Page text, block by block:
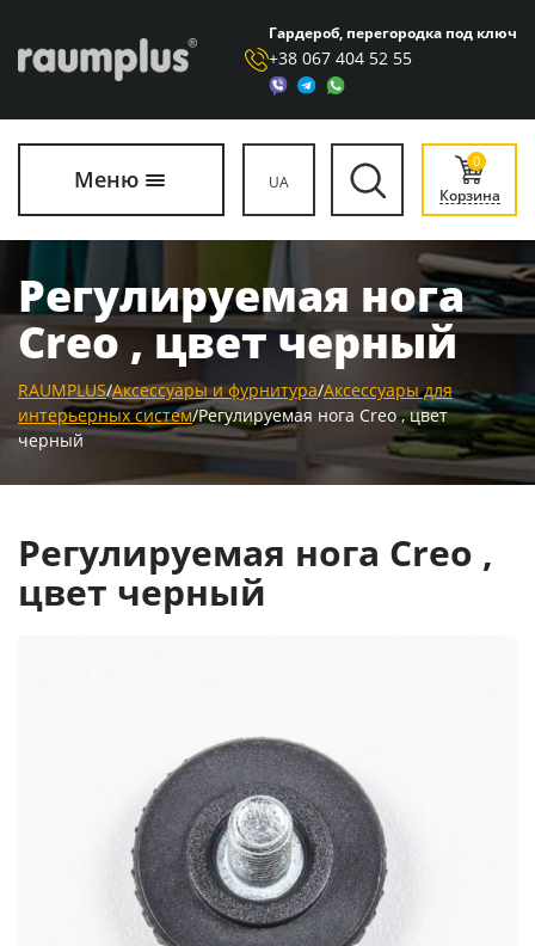
Гардероб, перегородка под ключ
+38 067 404 52 55
Меню UA
0
Корзина
Регулируемая нога
Creo , цвет черный
RAUMPLUS/Аксессуары и фурнитура/Аксессуары для
интерьерных систем/Регулируемая нога Creo , цвет
черный
Регулируемая нога Creo ,
цвет черный